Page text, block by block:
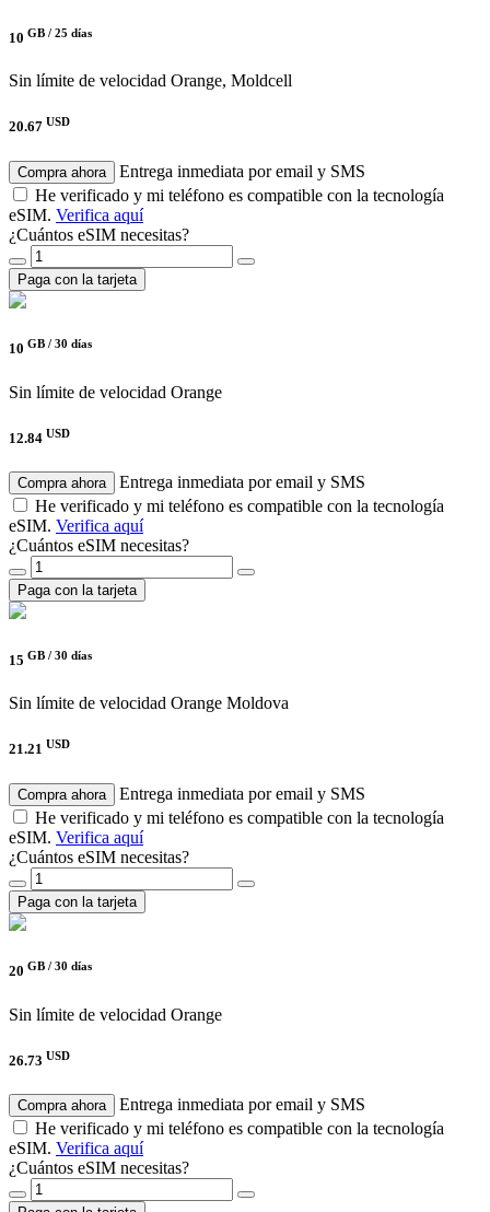
10 GB / 25 días
Sin límite de velocidad Orange, Moldcell
20.67 USD
Compra ahora
Entrega inmediata por email y SMS
He verificado y mi teléfono es compatible con la tecnología
eSIM. Verifica aquí
¿Cuántos eSIM necesitas?
Paga con la tarjeta
10 GB / 30 días
Sin límite de velocidad Orange
12.84 USD
Compra ahora
Entrega inmediata por email y SMS
He verificado y mi teléfono es compatible con la tecnología
eSIM. Verifica aquí
¿Cuántos eSIM necesitas?
Paga con la tarjeta
15 GB / 30 días
Sin límite de velocidad Orange Moldova
21.21 USD
Compra ahora
Entrega inmediata por email y SMS
He verificado y mi teléfono es compatible con la tecnología
eSIM. Verifica aquí
¿Cuántos eSIM necesitas?
Paga con la tarjeta
20 GB / 30 días
Sin límite de velocidad Orange
26.73 USD
Compra ahora
Entrega inmediata por email y SMS
He verificado y mi teléfono es compatible con la tecnología
eSIM. Verifica aquí
¿Cuántos eSIM necesitas?